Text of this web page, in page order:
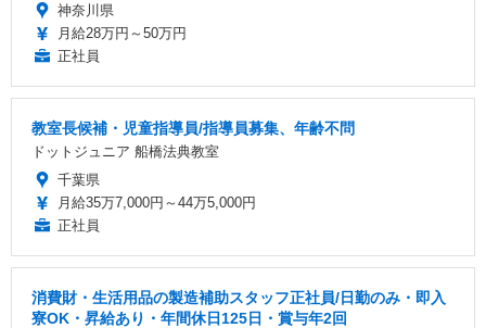
神奈川県
月給28万円～50万円
正社員
教室長候補・児童指導員/指導員募集、年齢不問
ドットジュニア 船橋法典教室
千葉県
月給35万7,000円～44万5,000円
正社員
消費財・生活用品の製造補助スタッフ正社員/日勤のみ・即入
寮OK・昇給あり・年間休日125日・賞与年2回